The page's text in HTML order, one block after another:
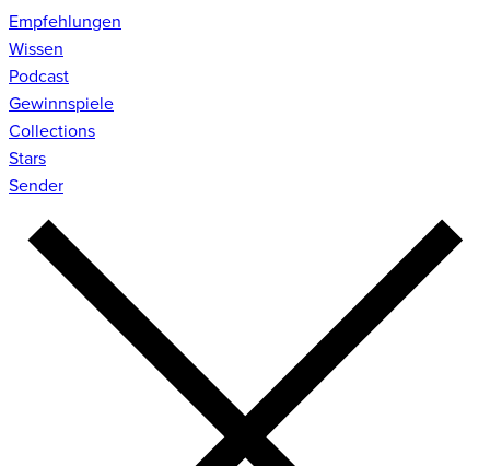
Empfehlungen
Wissen
Podcast
Gewinnspiele
Collections
Stars
Sender